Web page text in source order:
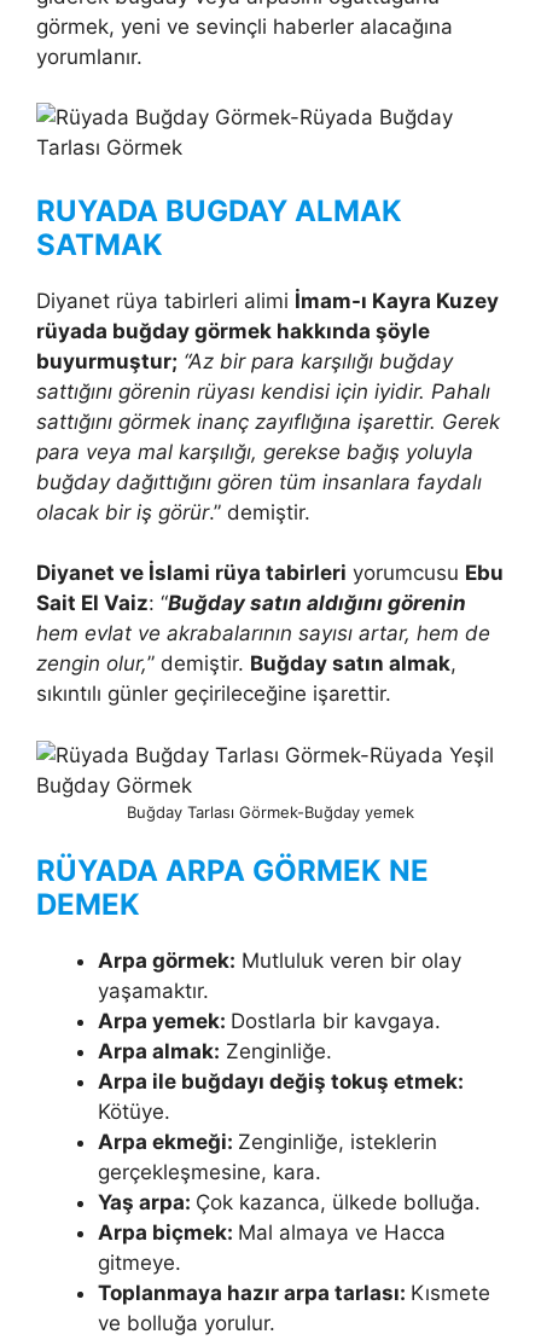
görmek, yeni ve sevinçli haberler alacağına
yorumlanır.
RUYADA BUGDAY ALMAK
SATMAK
Diyanet rüya tabirleri alimi İmam-ı Kayra Kuzey
rüyada buğday görmek hakkında şöyle
buyurmuştur; “Az bir para karşılığı buğday
sattığını görenin rüyası kendisi için iyidir. Pahalı
sattığını görmek inanç zayıflığına işarettir. Gerek
para veya mal karşılığı, gerekse bağış yoluyla
buğday dağıttığını gören tüm insanlara faydalı
olacak bir iş görür.” demiştir.
Diyanet ve İslami rüya tabirleri yorumcusu Ebu
Sait El Vaiz: “Buğday satın aldığını görenin
hem evlat ve akraba­larının sayısı artar, hem de
zengin olur,” demiştir. Buğday satın almak,
sıkıntılı günler geçirileceğine işarettir.
Buğday Tarlası Görmek-Buğday yemek
RÜYADA ARPA GÖRMEK NE
DEMEK
Arpa görmek: Mutluluk veren bir olay
yaşamaktır.
Arpa yemek: Dostlarla bir kavgaya.
Arpa almak: Zenginliğe.
Arpa ile buğdayı değiş tokuş et­mek:
Kötüye.
Arpa ekmeği: Zenginliğe, isteklerin
gerçekleşmesine, kara.
Yaş arpa: Çok kazanca, ülkede bolluğa.
Arpa biçmek: Mal almaya ve Hacca
gitmeye.
Toplanmaya hazır arpa tarlası: Kısmete
ve bolluğa yo­rulur.